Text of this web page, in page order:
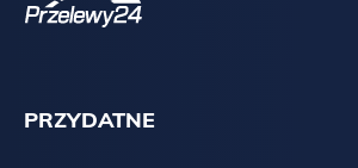
PRZYDATNE